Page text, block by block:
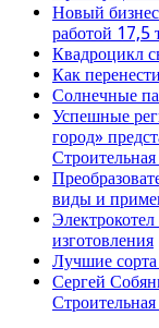
Новый
работой 17,5
Квадроцикл
Как
Солнечные
Успешные
город»
Строительная
виды и
изготовления
Лучшие сорта
Сергей
Строительная